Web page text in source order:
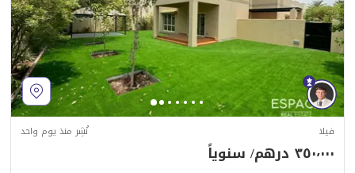
فيلا نُشِر منذ يوم واحد
٣٥٠٬٠٠٠ درهم/ سنوياً